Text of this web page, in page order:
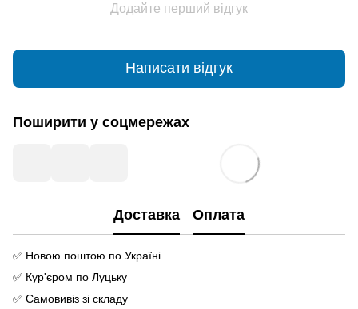
Додайте перший відгук
Написати відгук
Поширити у соцмережах
Доставка Оплата
✅ Новою поштою по Україні
✅ Кур'єром по Луцьку
✅ Самовивіз зі складу